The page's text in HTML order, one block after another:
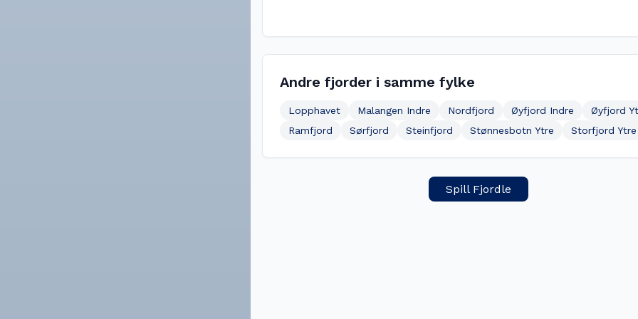
Andre fjorder i samme fylke
Lopphavet Malangen Indre Nordfjord Øyfjord Indre
Øyfjord
Ramfjord
Sørfjord Steinfjord Stønnesbotn Ytre Storfjord Ytre
Spill Fjordle